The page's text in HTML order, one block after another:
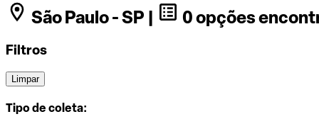
São Paulo - SP |
0 opções
Filtros
Limpar
Tipo de coleta: